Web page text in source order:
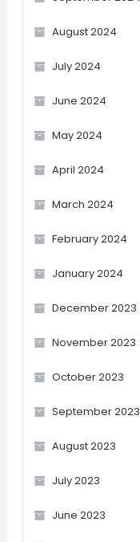
August 2024
July 2024
June 2024
May 2024
April 2024
March 2024
February 2024
January 2024
December 2023
November 2023
October 2023
September 2023
August 2023
July 2023
June 2023